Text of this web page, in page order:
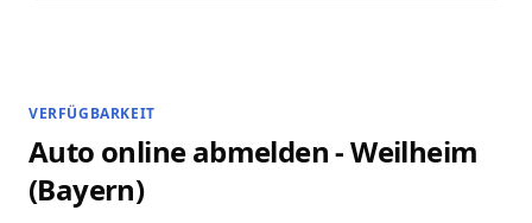
VERFÜGBARKEIT
Auto online abmelden - Weilheim
(Bayern)